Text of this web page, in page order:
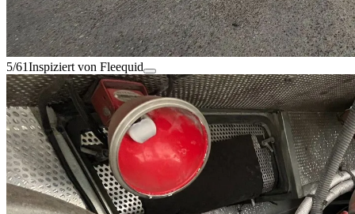
5/61Inspiziert von Fleequid